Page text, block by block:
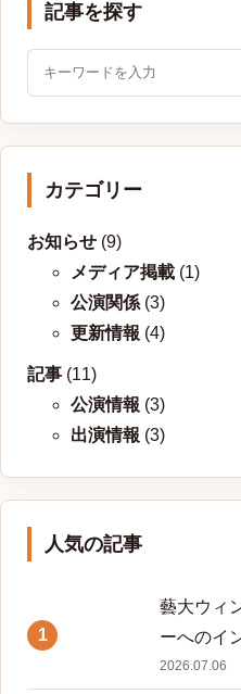
記事を探す
カテゴリー
お知らせ (9)
メディア掲載 (1)
公演関係 (3)
更新情報 (4)
記事 (11)
公演情報 (3)
出演情報 (3)
人気の記事
1
藝大ウィ
ーへのイ
2026.07.06